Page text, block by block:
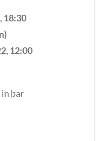
18:30
12:00
bar